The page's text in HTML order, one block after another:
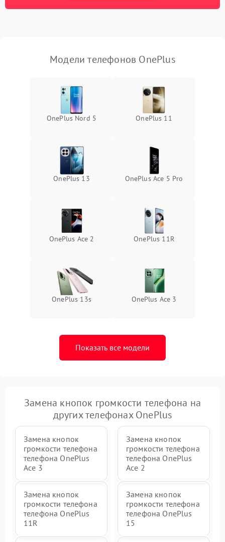
Модели телефонов OnePlus
OnePlus Nord 5 OnePlus 11
OnePlus 13 OnePlus Ace 5 Pro
OnePlus Ace 2 OnePlus 11R
OnePlus 13s OnePlus Ace 3
Показать все модели
Замена кнопок громкости телефона на
других телефонах OnePlus
Замена кнопок
громкости телефона
телефона OnePlus
Ace 3
Замена кнопок
громкости телефона
телефона OnePlus
Ace 2
Замена кнопок
громкости телефона
телефона OnePlus
11R
Замена кнопок
громкости телефона
телефона OnePlus
15